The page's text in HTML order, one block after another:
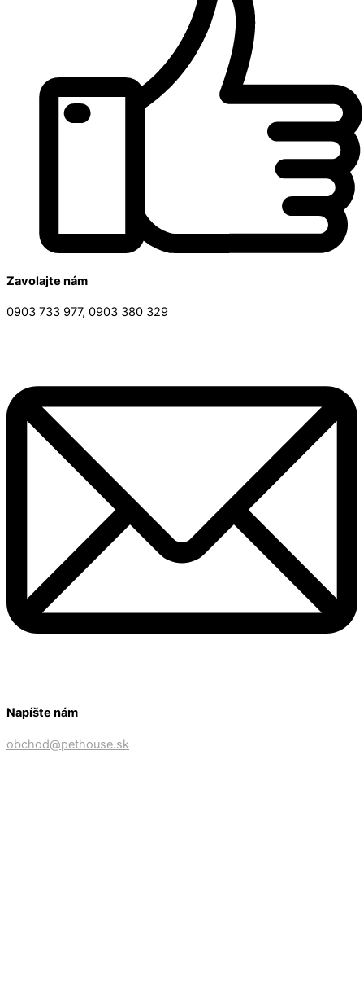
Zavolajte nám
0903 733 977, 0903 380 329
Napíšte nám
obchod@pethouse.sk